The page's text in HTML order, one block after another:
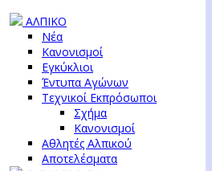
ΑΛΠΙΚΟ
Νέα
Κανονισμοί
Εγκύκλιοι
Έντυπα Αγώνων
Τεχνικοί Εκπρόσωποι
Σχήμα
Κανονισμοί
Αθλητές Αλπικού
Αποτελέσματα